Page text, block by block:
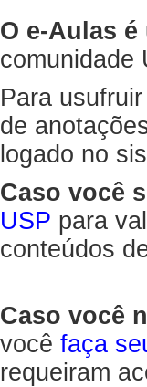
O e-Aulas
comunidade
Para
de
logado no
Caso você
USP para
conteúdos
Caso você
você faça
requeiram